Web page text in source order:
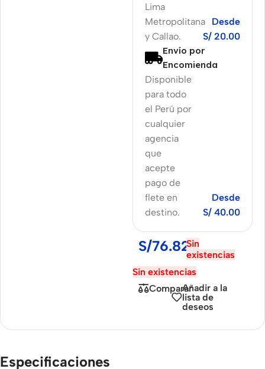
Lima
Metropolitana
y Callao.
Desde
S/ 20.00
Envío por
Encomienda
Disponible
para todo
el Perú por
cualquier
agencia
que
acepte
pago de
flete en
destino.
Desde
S/ 40.00
S/76.82Sin
existencias
Sin existencias
CompararAñadir a la
lista de
deseos
Especificaciones